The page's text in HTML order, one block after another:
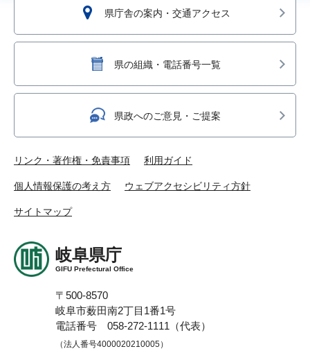
県庁舎の案内・交通アクセス
県の組織・電話番号一覧
県政へのご意見・ご提案
リンク・著作権・免責事項 利用ガイド
個人情報保護の考え方 ウェブアクセシビリティ方針
サイトマップ
岐阜県庁
GIFU Prefectural Office
〒500-8570
岐阜市薮田南2丁目1番1号
電話番号 058-272-1111（代表）
（法人番号4000020210005）